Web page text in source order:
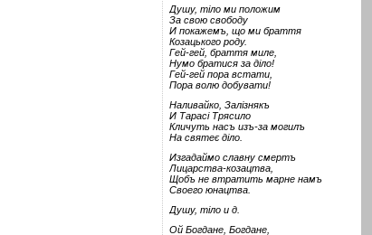
Душу, тіло ми положим
За свою свободу
И покажемъ, що ми браття
Козацького роду.
Гей-гей, браття миле,
Нумо братися за діло!
Гей-гей пора встати,
Пора волю добувати!
Наливайко, Залізнякъ
И Тарасі Трясило
Кличуть насъ изъ-за могилъ
На святеє діло.
Изгадаймо славну смертъ
Лицарства-козацтва,
Щобъ не втратить марне намъ
Своего юнацтва.
Душу, тіло и д.
Ой Богдане, Богдане,